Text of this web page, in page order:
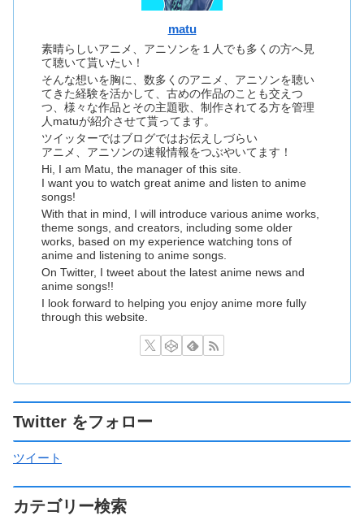
matu
素晴らしいアニメ、アニソンを１人でも多くの方へ見
て聴いて貰いたい！
そんな想いを胸に、数多くのアニメ、アニソンを聴い
てきた経験を活かして、古めの作品のことも交えつ
つ、様々な作品とその主題歌、制作されてる方を管理
人matuが紹介させて貰ってます。
ツイッターではブログではお伝えしづらい
アニメ、アニソンの速報情報をつぶやいてます！
Hi, I am Matu, the manager of this site.
I want you to watch great anime and listen to anime
songs!
With that in mind, I will introduce various anime works,
theme songs, and creators, including some older
works, based on my experience watching tons of
anime and listening to anime songs.
On Twitter, I tweet about the latest anime news and
anime songs!!
I look forward to helping you enjoy anime more fully
through this website.
Twitter をフォロー
ツイート
カテゴリー検索